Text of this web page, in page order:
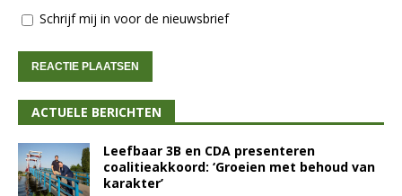
Schrijf mij in voor de nieuwsbrief
ACTUELE BERICHTEN
Leefbaar 3B en CDA presenteren
coalitieakkoord: ‘Groeien met behoud van
karakter’